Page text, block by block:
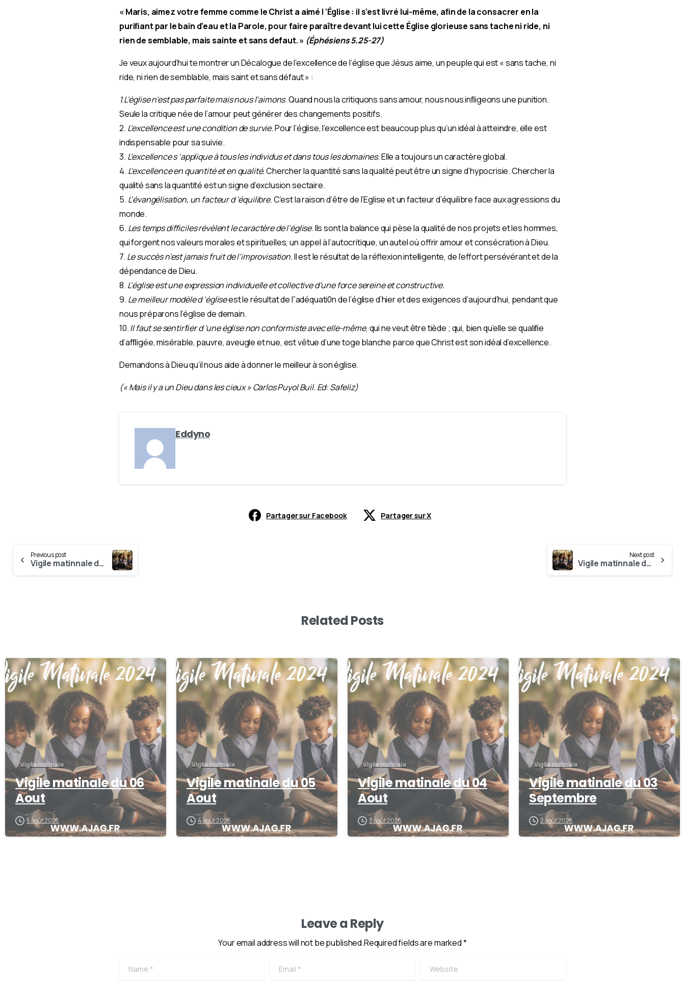
« Maris, aimez votre femme comme le Christ a aimé l ‘Église : il s’est livré lui-même, aﬁn de la consacrer en la
puriﬁant par le bain d’eau et la Parole, pour faire paraître devant lui cette Église glorieuse sans tache ni ride, ni
rien de semblable, mais sainte et sans defaut. » (Éphésiens 5.25-27)
Je veux aujourd’hui te montrer un Décalogue de l’excellence de l’église que Jésus aime, un peuple qui est « sans tache, ni
ride, ni rien de semblable, mais saint et sans défaut » :
1.L’église n’est pas parfaite mais nous l’aimons. Quand nous la critiquons sans amour, nous nous inﬂigeons une punition.
Seule la critique née de l’amour peut générer des changements positifs.
2. L’excellence est une condition de survie.Pour l’église, l’excellence est beaucoup plus qu’un idéal à atteindre, elle est
indispensable pour sa suivie.
3. L’excellence s ‘applique à tous les individus et dans tous les domaines.Elle a toujours un caractère global.
4. L’excellence en quantité et en qualité.Chercher la quantité sans la qualité peut être un signe d’hypocrisie. Chercher la
qualité sans la quantité est un signe d’exclusion sectaire.
5. L’évangélisation, un facteur d ‘équilibre. C’est la raison d’être de l’Eglise et un facteur d’équilibre face aux agressions du
monde.
6. Les temps difficiles révèlent le caractère de l’église. Ils sont la balance qui pèse la qualité de nos projets et les hommes,
qui forgent nos valeurs morales et spirituelles, un appel à l’autocritique, un autel où offrir amour et consécration à Dieu.
7. Le succès n’est jamais fruit de l’improvisation.Il est le résultat de la réflexion intelligente, de l’effort persévérant et de la
dépendance de Dieu.
8. L’église est une expression individuelle et collective d’une force sereine et constructive.
9. Le meilleur modèle d ‘égliseest le résultat de l”adéquati0n de l’église d’hier et des exigences d’aujourd’hui, pendant que
nous préparons l’église de demain.
10.Il faut se sentir ﬁer d ‘une église non conformiste avec elle-même, qui ne veut être tiède ; qui, bien qu’elle se qualiﬁe
d’afﬂigée, misérable, pauvre, aveugle et nue, est vêtue d’une toge blanche parce que Christ est son idéal d’excellence.
Demandons à Dieu qu’il nous aide à donner le meilleur à son église.
(« Mais il y a un Dieu dans les cieux » Carlos Puyol Buil. Ed: Safeliz)
Eddyno
Partager sur Facebook Partager sur X
Previous post
Vigile matinnale du 17 Août
Next post
Vigile matinnale du 19 Août
Related Posts
0
Vigile matinale
Vigile matinale du 06
Aout
5 août 2026
0
Vigile matinale
Vigile matinale du 05
Aout
4 août 2026
0
Vigile matinale
Vigile matinale du 04
Aout
3 août 2026
0
Vigile matinale
Vigile matinale du 03
Septembre
2 août 2026
Leave a Reply
Your email address will not be published.Required fields are marked *
Name
Email Website